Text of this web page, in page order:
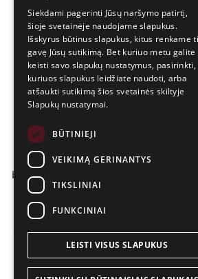
cryptocurrency exchanges, we are
Service Provider (CASP), and we
assets software or hardware
Electronic Money Institution (EMI),
Institution (PI), and we do not
services, or IBAN accounts. Our
to legal advisory, licensing
compliance consulting for
within the EU/EEA financial
banking services, loans, insurance,
crowdfunding services and we do
affiliate for any financial trading
affiliated with the Bank of Lithuania,
Bank, or any other supervisory
licenses, permits, or official
中文（
Siekdami pagerinti Jūsų naršymo patirtį,
šioje svetainėje naudojame slapukus.
Išskyrus būtinus slapukus, kitus renkame
gavę Jūsų sutikimą. Bet kuriuo metu galite
keisti savo slapukų nustatymus, pasirinkti,
kuriuos slapukus leidžiate naudoti, arba
atšaukti sutikimą šios svetainės skiltyje
Slapukų nustatymai.
BŪTINIEJI
VEIKIMĄ GERINANTYS
TIKSLINIAI
FUNKCINIAI
LEISTI VISUS SLAPUKUS